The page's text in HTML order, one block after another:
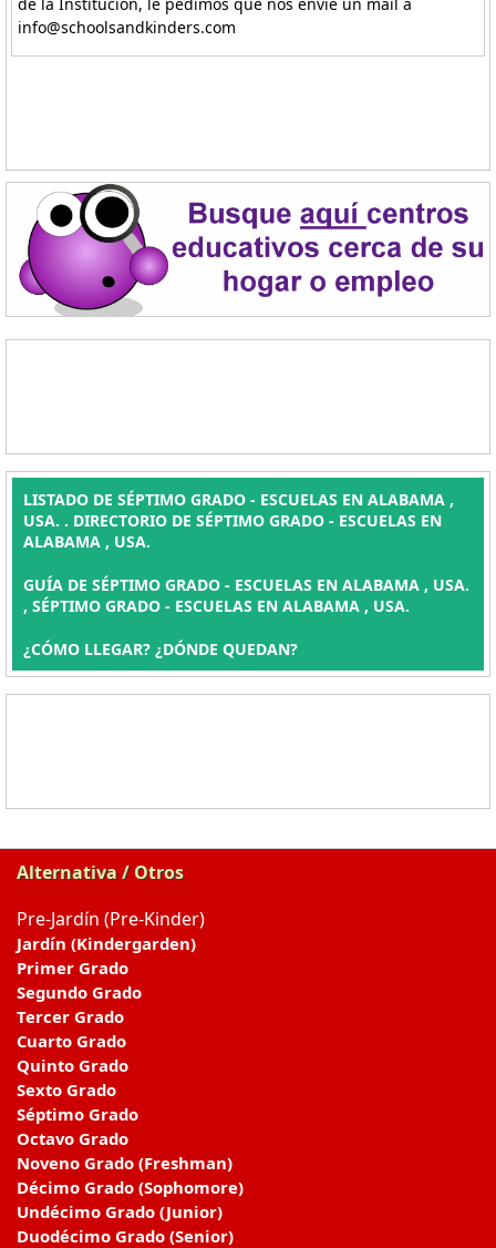
info@schoolsandkinders.com
LISTADO DE SÉPTIMO GRADO - ESCUELAS EN ALABAMA ,
USA. . DIRECTORIO DE SÉPTIMO GRADO - ESCUELAS EN
ALABAMA , USA.
GUÍA DE SÉPTIMO GRADO - ESCUELAS EN ALABAMA , USA.
, SÉPTIMO GRADO - ESCUELAS EN ALABAMA , USA.
¿CÓMO LLEGAR? ¿DÓNDE QUEDAN?
Alternativa / Otros
Pre-Jardín (Pre-Kinder)
Jardín (Kindergarden)
Primer Grado
Segundo Grado
Tercer Grado
Cuarto Grado
Quinto Grado
Sexto Grado
Séptimo Grado
Octavo Grado
Noveno Grado (Freshman)
Décimo Grado (Sophomore)
Undécimo Grado (Junior)
Duodécimo Grado (Senior)